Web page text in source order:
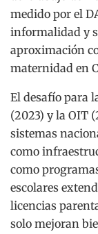
medido por el
informalidad y
aproximación
maternidad en
El desafío para
(2023) y la OIT
sistemas
como
como
escolares
licencias
solo mejoran